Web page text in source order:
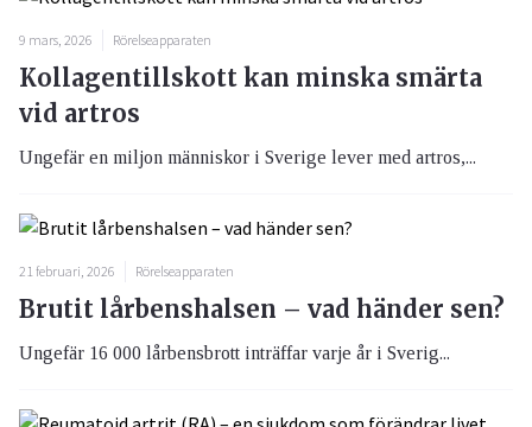
9 mars, 2026 Rörelseapparaten
Kollagentillskott kan minska smärta
vid artros
Ungefär en miljon människor i Sverige lever med artros,...
21 februari, 2026 Rörelseapparaten
Brutit lårbenshalsen – vad händer sen?
Ungefär 16 000 lårbensbrott inträffar varje år i Sverig...